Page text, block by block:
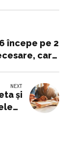
începe pe 2
care
NEXT
și